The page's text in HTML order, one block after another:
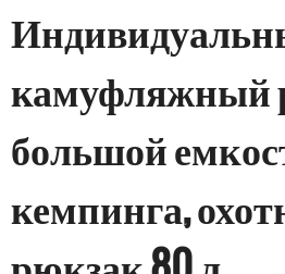
камуфляжный
большой
кемпинга,